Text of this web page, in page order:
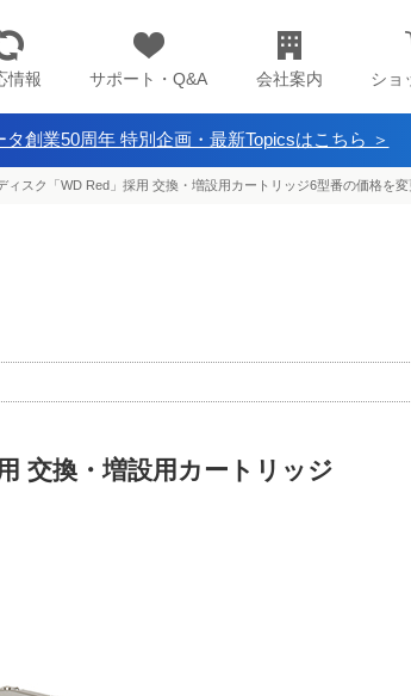
情報 サポート・Q&A 会社案内 ショ
タ創業50周年 特別企画・最新Topicsはこちら ＞
ィスク「WD Red」採用 交換・増設用カートリッジ6型番の価格を変
交換・増設用カートリッジ